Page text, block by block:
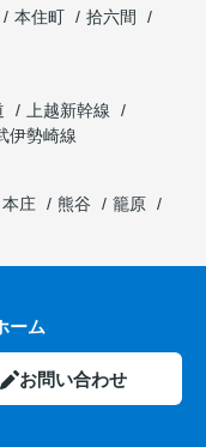
本住町
拾六間
上越新幹線
伊勢崎線
本庄 熊谷
籠原
ーム
お問い合わせ